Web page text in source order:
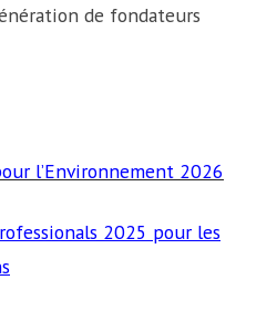
de fondateurs
l’Environnement 2026
2025 pour les